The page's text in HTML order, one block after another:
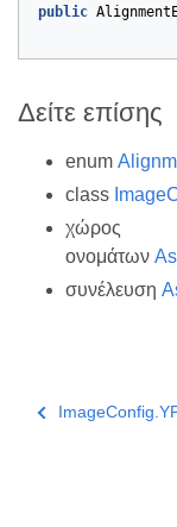
public
Δείτε επίσης
enum
class
χώρος
ονομάτων
συνέλευση